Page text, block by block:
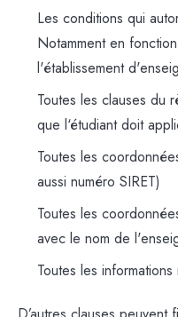
Les conditions qui
Notamment en
l'établissement
Toutes les clauses du
que l‘étudiant doit
Toutes les
aussi numéro SIRET)
Toutes les
avec le nom de
Toutes les